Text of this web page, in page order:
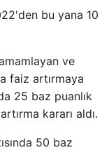
bu yana 10
ve
faiz artırmaya
25 baz puanlık
kararı aldı.
50 baz